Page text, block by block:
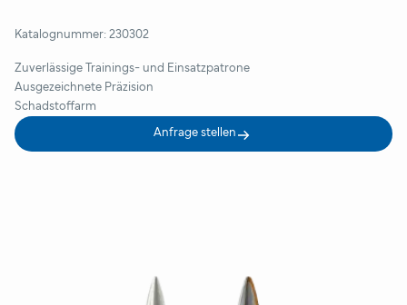
Katalognummer: 230302
Zuverlässige Trainings- und Einsatzpatrone
Ausgezeichnete Präzision
Schadstoffarm
Anfrage stellen